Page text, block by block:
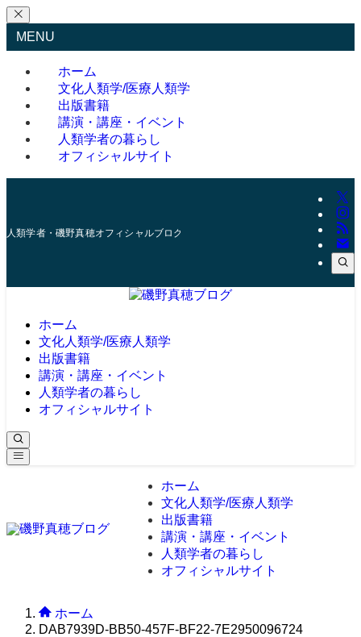
MENU
ホーム
文化人類学/医療人類学
出版書籍
講演・講座・イベント
人類学者の暮らし
オフィシャルサイト
人類学者・磯野真穂オフィシャルブログ
ホーム
文化人類学/医療人類学
出版書籍
講演・講座・イベント
人類学者の暮らし
オフィシャルサイト
ホーム
文化人類学/医療人類学
出版書籍
講演・講座・イベント
人類学者の暮らし
オフィシャルサイト
ホーム
DAB7939D-BB50-457F-BF22-7E2950096724